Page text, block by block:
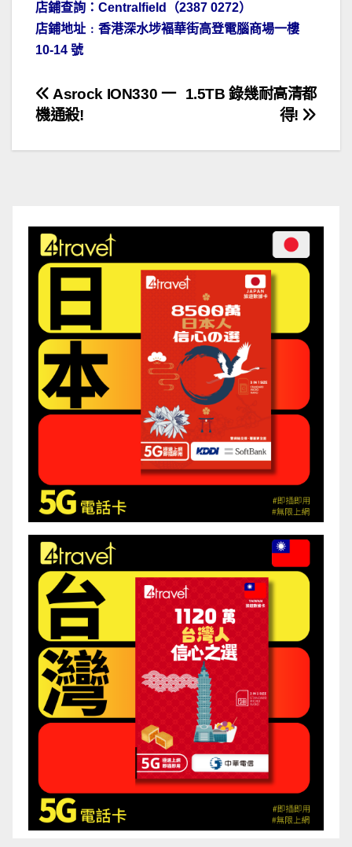
店鋪查詢：Centralfield（2387 0272）
店鋪地址﹕香港深水埗褔華街高登電腦商場一樓
10-14 號
文
章
1.5TB 錄幾耐高清都
得!
Asrock ION330 一
機通殺!